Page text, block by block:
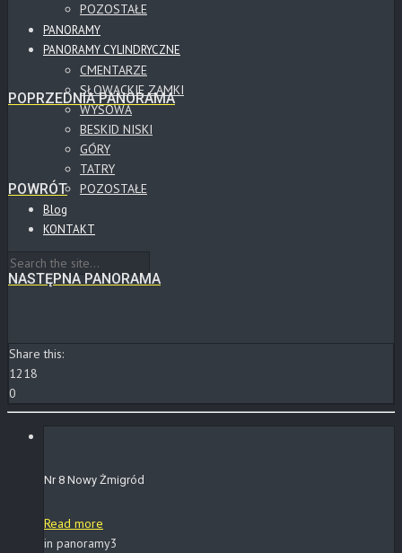
POZOSTAŁE
PANORAMY
PANORAMY CYLINDRYCZNE
CMENTARZE
SŁOWACKIE ZAMKI
WYSOWA
BESKID NISKI
GÓRY
TATRY
POZOSTAŁE
Blog
KONTAKT
POPRZEDNIA PANORAMA
POWRÓT
NASTĘPNA PANORAMA
Share this:
1218
0
Nr 8 Nowy Żmigród
Read more
in panoramy3